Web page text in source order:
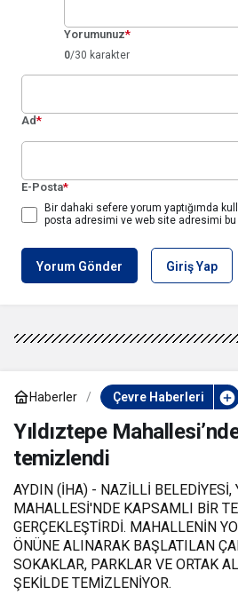
Yorumunuz*
0/30 karakter
Ad*
E-Posta*
Bir dahaki sefere yorum yaptığımda
posta adresimi ve web site adresimi bu
Yorum Gönder Giriş Yap
Haberler Çevre Haberleri
Yıldıztepe
temizlendi
AYDIN (İHA) - NAZİLLİ BELEDİYESİ,
MAHALLESİ'NDE KAPSAMLI BİR
GERÇEKLEŞTİRDİ. MAHALLENİN
ÖNÜNE ALINARAK BAŞLATILAN
SOKAKLAR, PARKLAR VE ORTAK
ŞEKİLDE TEMİZLENİYOR.